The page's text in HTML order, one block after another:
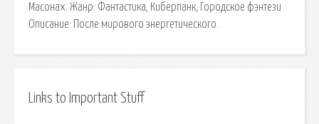
Масонах. Жанр: Фантастика, Киберпанк, Городское фэнтези
Описание: После мирового энергетического.
Links to Important Stuff